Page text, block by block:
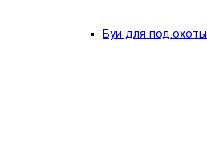
Буи для под.охоты